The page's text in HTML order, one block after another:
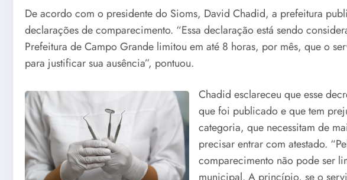
De acordo com o presidente do Sioms, David Chadid, a prefeitura
declarações de comparecimento. “Essa declaração está sendo
Prefeitura de Campo Grande limitou em até 8 horas, por mês, que o
para justificar sua ausência”, pontuou.
Chadid esclareceu que esse
que foi publicado e que tem
categoria, que necessitam de
precisar entrar com atestado.
comparecimento não pode ser